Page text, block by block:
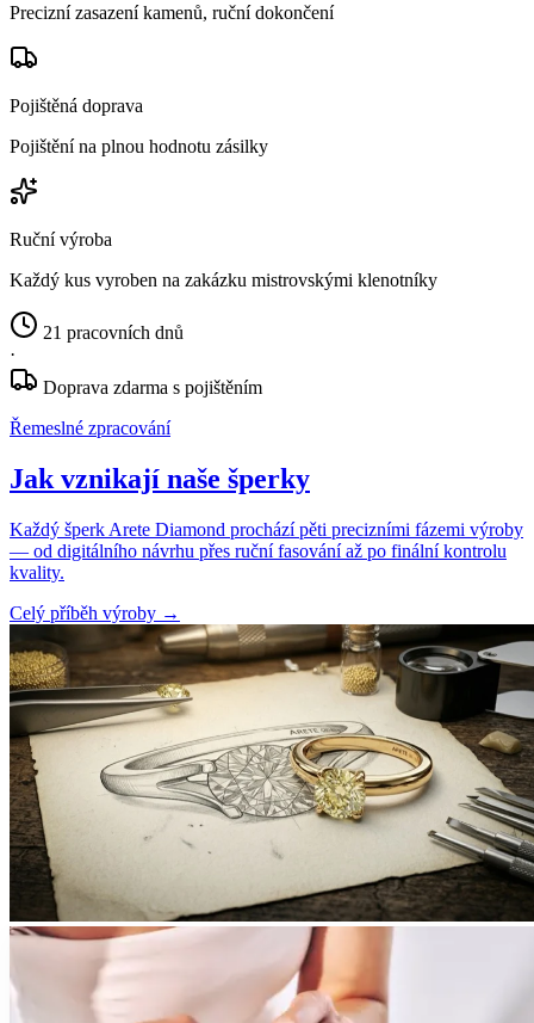
Precizní zasazení kamenů, ruční dokončení
Pojištěná doprava
Pojištění na plnou hodnotu zásilky
Ruční výroba
Každý kus vyroben na zakázku mistrovskými klenotníky
21 pracovních dnů
·
Doprava zdarma s pojištěním
Řemeslné zpracování
Jak vznikají naše šperky
Každý šperk Arete Diamond prochází pěti precizními fázemi výroby
— od digitálního návrhu přes ruční fasování až po finální kontrolu
kvality.
Celý příběh výroby →